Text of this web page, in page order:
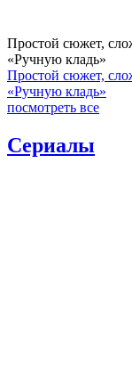
Простой сюжет,
«Ручную кладь»
Простой сюжет,
«Ручную кладь»
посмотреть все
Сериалы